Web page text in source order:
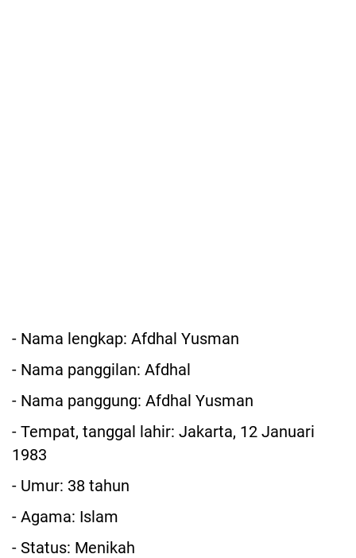
- Nama lengkap: Afdhal Yusman
- Nama panggilan: Afdhal
- Nama panggung: Afdhal Yusman
- Tempat, tanggal lahir: Jakarta, 12 Januari
1983
- Umur: 38 tahun
- Agama: Islam
- Status: Menikah